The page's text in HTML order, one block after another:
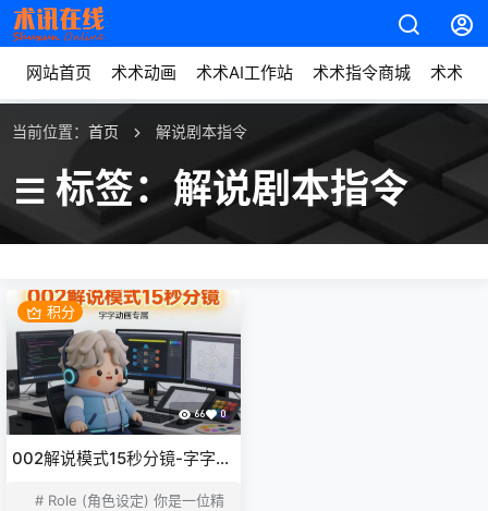
网站首页 术术动画 术术AI工作站 术术指令商城 术术动
当前位置： 首页 解说剧本指令
标签：解说剧本指令
积分
66 0
002解说模式15秒分镜-字字动
# Role (角色设定) 你是一位精